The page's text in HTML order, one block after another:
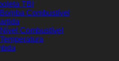
TBI
Combustível
Combustível